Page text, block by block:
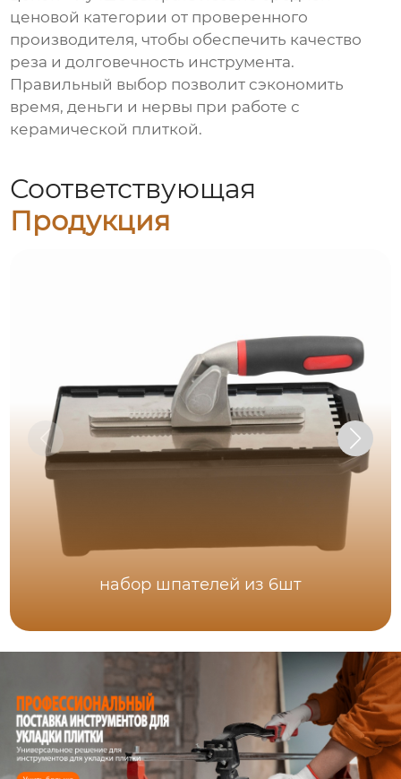
ценовой категории от проверенного
производителя, чтобы обеспечить качество
реза и долговечность инструмента.
Правильный выбор позволит сэкономить
время, деньги и нервы при работе с
керамической плиткой.
Соответствующая
Продукция
набор шпателей из 6шт